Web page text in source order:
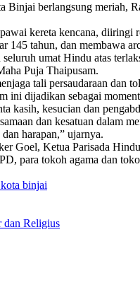
berlangsung meriah,
kereta kencana,
145 tahun, dan membawa
umat Hindu atas
Puja Thaipusam.
tali persaudaraan dan
dijadikan sebagai
kasih, kesucian dan
dan kesatuan dalam
harapan,” ujarnya.
Goel, Ketua Parisada
para tokoh agama dan
binjai
dan Religius